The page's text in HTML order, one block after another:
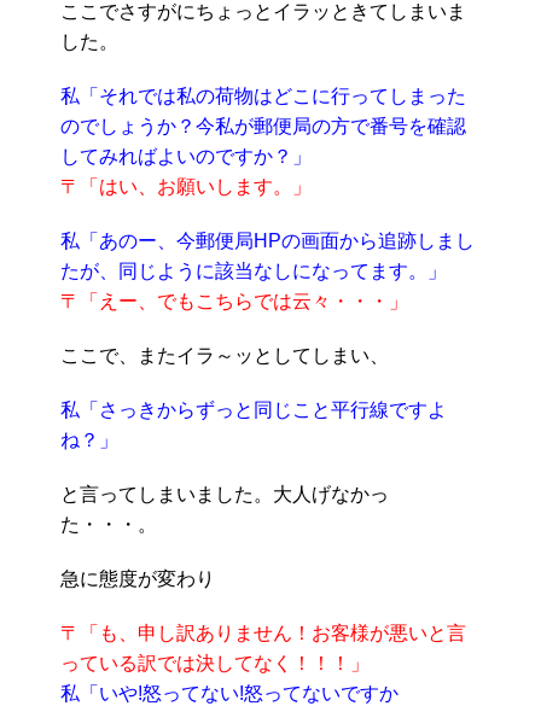
ここでさすがにちょっとイラッときてしまいま
した。
私「それでは私の荷物はどこに行ってしまった
のでしょうか？今私が郵便局の方で番号を確認
してみればよいのですか？」
〒「はい、お願いします。」
私「あのー、今郵便局HPの画面から追跡しまし
たが、同じように該当なしになってます。」
〒「えー、でもこちらでは云々・・・」
ここで、またイラ～ッとしてしまい、
私「さっきからずっと同じこと平行線ですよ
ね？」
と言ってしまいました。大人げなかっ
た・・・。
急に態度が変わり
〒「も、申し訳ありません！お客様が悪いと言
っている訳では決してなく！！！」
私「いや!怒ってない!怒ってないですか